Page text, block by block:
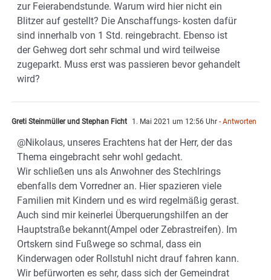
zur Feierabendstunde. Warum wird hier nicht ein
Blitzer auf gestellt? Die Anschaffungs- kosten dafür
sind innerhalb von 1 Std. reingebracht. Ebenso ist
der Gehweg dort sehr schmal und wird teilweise
zugeparkt. Muss erst was passieren bevor gehandelt
wird?
Greti Steinmüller und Stephan Ficht 1. Mai 2021 um 12:56 Uhr - Antworten
@Nikolaus, unseres Erachtens hat der Herr, der das
Thema eingebracht sehr wohl gedacht.
Wir schließen uns als Anwohner des Stechlrings
ebenfalls dem Vorredner an. Hier spazieren viele
Familien mit Kindern und es wird regelmäßig gerast.
Auch sind mir keinerlei Überquerungshilfen an der
Hauptstraße bekannt(Ampel oder Zebrastreifen). Im
Ortskern sind Fußwege so schmal, dass ein
Kinderwagen oder Rollstuhl nicht drauf fahren kann.
Wir befürworten es sehr, dass sich der Gemeindrat